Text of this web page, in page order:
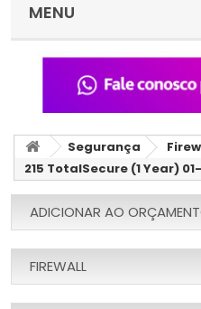
MENU
Segurança
215 TotalSecure (1 Year)
ADICIONAR AO
FIREWALL